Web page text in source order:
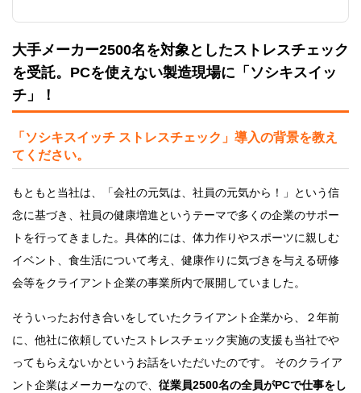
大手メーカー2500名を対象としたストレスチェック
を受託。PCを使えない製造現場に「ソシキスイッ
チ」！
「ソシキスイッチ ストレスチェック」導入の背景を教え
てください。
もともと当社は、「会社の元気は、社員の元気から！」という信
念に基づき、社員の健康増進というテーマで多くの企業のサポー
トを行ってきました。具体的には、体力作りやスポーツに親しむ
イベント、食生活について考え、健康作りに気づきを与える研修
会等をクライアント企業の事業所内で展開していました。
そういったお付き合いをしていたクライアント企業から、２年前
に、他社に依頼していたストレスチェック実施の支援も当社でや
ってもらえないかというお話をいただいたのです。 そのクライア
ント企業はメーカーなので、 従業員2500名の全員がPCで仕事をし